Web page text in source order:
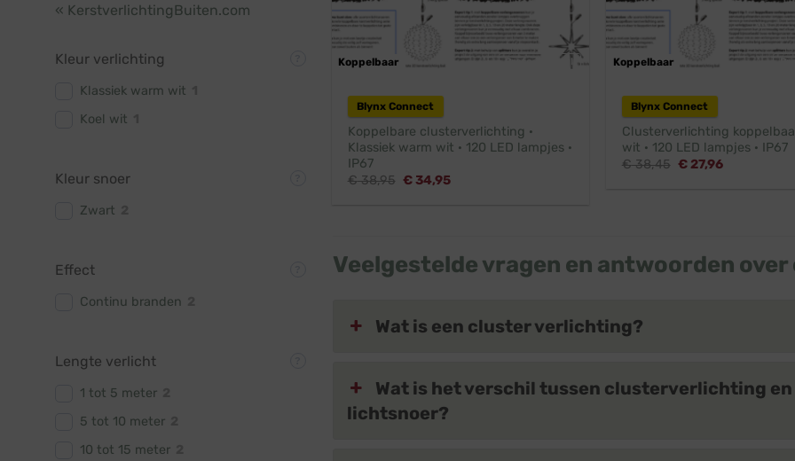
« KerstverlichtingBuiten.com
Kleur verlichting
Klassiek warm wit
Koel wit
Kleur snoer
Zwart
Effect
Continu branden
Lengte verlicht
1 tot 5 meter
5 tot 10 meter
10 tot 15 meter
Professioneel
Koppelbaar
Blynx Connect
Koppelbare clusterverlichting ·
Klassiek warm wit · 120 LED lampjes ·
IP67
€38,95 Oorspronkelijke
€34,95Huidige
Koppelbaar
Blynx Connect
Clusterverlichting
wit · 120 LED lampjes · IP67
€38,45 Oorspronkelijke
€ 27,96Huidige
Veelgestelde vragen en antwoorden
Wat is een cluster verlichting?
Wat is het verschil tussen clusterverlichting
lichtsnoer?